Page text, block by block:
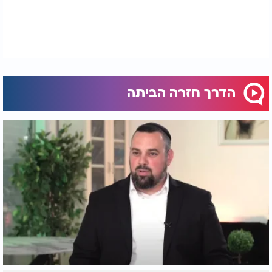
לדברי תורה ולאמונה.
הניסיון האישי המטלטל הוביל את אהרון לכתוב ספר על
והבנת האפסיות של האדם מול בוראו. הוא מדגיש כי
הטרגדיות שעבר יצרו בו מימד של ענווה עמוקה והבנה
שאין לאדם שליטה מלאה על המציאות. מתוך השברים
הללו הוא הקים קליניקה שבה הוא משמש כשליח לסייע
לנפשות אחרות להשתקם. העבודה שלו מתמקדת
בשחרור אנשים מרגשות אשמה מעיקים ובעזרה להם
לקחת אחריות על החלקים שבשליטתם.
עבור אהרון פריבר, החיים הם שליחות קדושה שבה יש
להודות על הקיים ולחיות בחסד ובטוב לב למרות הכל.
הוא רואה בשיקום של אחרים את השמחה הגדולה
הדרך חזרה הביתה